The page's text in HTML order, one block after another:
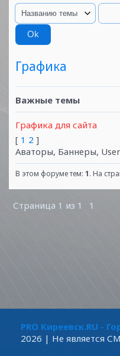
Графика
Важные темы
Графика для сайта
[ 1 2 ]
Аваторы, Баннеры,
В этом форуме тем: 1. На
Страница 1 из 1 1
PRO Киреевск.RU -
2026 | Не является